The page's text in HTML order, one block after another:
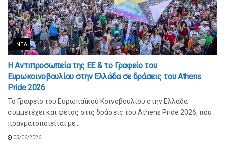
ΝΈΑ
Η Αντιπροσωπεία της ΕΕ & το Γραφείο του
Ευρωκοινοβουλίου στην Ελλάδα σε δράσεις του Athens
Pride 2026
Το Γραφείο του Ευρωπαϊκού Κοινοβουλίου στην Ελλάδα
συμμετέχει και φέτος στις δράσεις του Athens Pride 2026, που
πραγματοποιείται με...
05/06/2026